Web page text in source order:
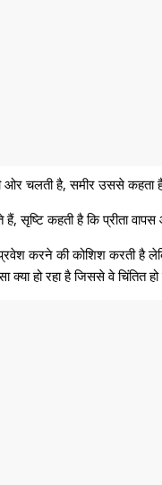
ओर चलती है, समीर उससे
हैं, सृष्टि कहती है कि प्रीता
प्रवेश करने की कोशिश करती है
क्या हो रहा है जिससे वे चिंतित